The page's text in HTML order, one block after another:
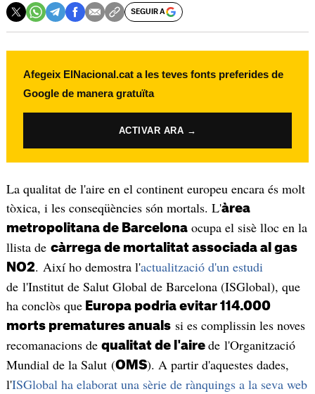
SEGUIR A
Afegeix ElNacional.cat a les teves fonts preferides de
Google de manera gratuïta
ACTIVAR ARA →
La qualitat de l'aire en el continent europeu encara és molt
tòxica, i les conseqüències són mortals. L'àrea
metropolitana de Barcelonaocupa el sisè lloc en la
llista de càrrega de mortalitat associada al gas
NO2. Així ho demostra l'actualització d'un estudi
de l'Institut de Salut Global de Barcelona (ISGlobal), que
ha conclòs queEuropa podria evitar 114.000
morts prematures anualssi es complissin les noves
recomanacions de qualitat de l'aire de l'Organització
Mundial de la Salut (OMS). A partir d'aquestes dades,
l'ISGlobal ha elaborat una sèrie de rànquings a la seva web